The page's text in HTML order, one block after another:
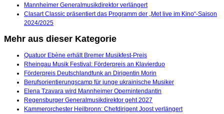
Mannheimer Generalmusikdirektor verlängert
Clasart Classic präsentiert das Programm der „Met live im Kino“-Saison
2024/2025
Mehr aus dieser Kategorie
Quatuor Ebène erhält Bremer Musikfest-Preis
Rheingau Musik Festival: Förderpreis an Klavierduo
Förderpreis Deutschlandfunk an Dirigentin Morin
Berufsorientierungscamp für junge ukrainische Musiker
Elena Tzavara wird Mannheimer Opernintendantin
Regensburger Generalmusikdirektor geht 2027
Kammerorchester Heilbronn: Chefdirigent Joost verlängert